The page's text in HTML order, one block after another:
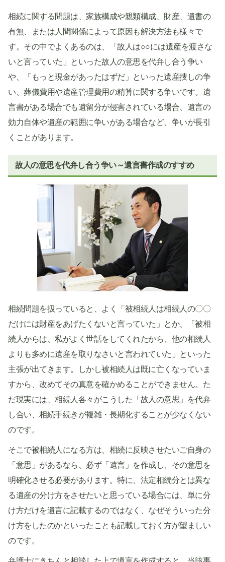
相続に関する問題は、家族構成や親類構成、財産、遺書の
有無、または人間関係によって原因も解決方法も様々で
す。その中でよくあるのは、「故人は○○には遺産を渡さな
いと言っていた」といった故人の意思を代弁し合う争い
や、「もっと現金があったはずだ」といった遺産捜しの争
い、葬儀費用や遺産管理費用の精算に関する争いです。遺
言書がある場合でも遺留分が侵害されている場合、遺言の
効力自体や遺産の範囲に争いがある場合など、争いが長引
くことがあります。
故人の意思を代弁し合う争い～遺言書作成のすすめ
相続問題を扱っていると、よく「被相続人は相続人の〇〇
だけには財産をあげたくないと言っていた」とか、「被相
続人からは、私がよく世話をしてくれたから、他の相続人
よりも多めに遺産を取りなさいと言われていた」といった
主張が出てきます。しかし被相続人は既に亡くなっていま
すから、改めてその真意を確かめることができません。た
だ現実には、相続人各々がこうした「故人の意思」を代弁
し合い、相続手続きが複雑・長期化することが少なくない
のです。
そこで被相続人になる方は、相続に反映させたいご自身の
「意思」があるなら、必ず「遺言」を作成し、その意思を
明確化させる必要があります。特に、法定相続分とは異な
る遺産の分け方をさせたいと思っている場合には、単に分
け方だけを遺言に記載するのではなく、なぜそういった分
け方をしたのかといったことも記載しておく方が望ましい
のです。